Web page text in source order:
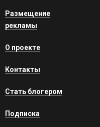
Размещение
рекламы
О проекте
Контакты
Стать блогером
Подписка